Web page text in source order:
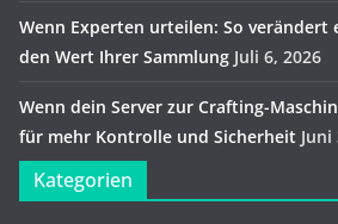
Wenn Experten urteilen: So verändert
den Wert Ihrer Sammlung Juli 6, 2026
Wenn dein Server zur Crafting-
für mehr Kontrolle und Sicherheit Juni
Kategorien